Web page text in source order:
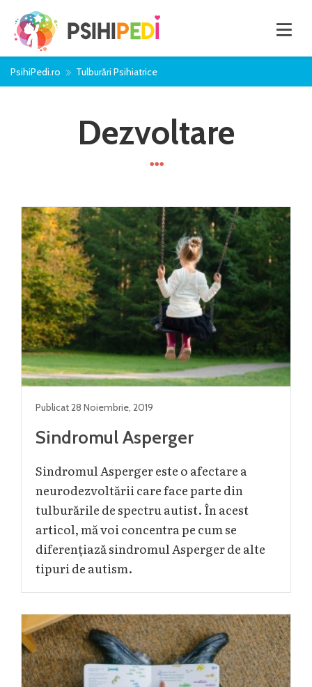
PsihiPedi.ro Tulburări Psihiatrice
Dezvoltare
Publicat28 Noiembrie, 2019
Sindromul Asperger
Sindromul Asperger este o afectare a
neurodezvoltării care face parte din
tulburările de spectru autist. În acest
articol, mă voi concentra pe cum se
diferențiază sindromul Asperger de alte
tipuri de autism.